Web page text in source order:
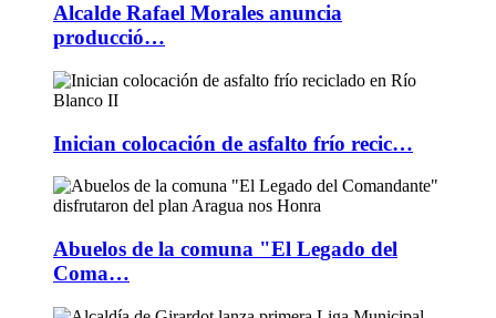
Alcalde Rafael Morales anuncia
producció…
Inician colocación de asfalto frío recic…
Abuelos de la comuna "El Legado del
Coma…